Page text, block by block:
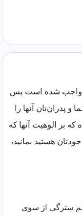
واجب شده است پس
پدران‌تان آنها را
که بر الوهیت آنها که
هستید بمانید،
سترگی از سوی